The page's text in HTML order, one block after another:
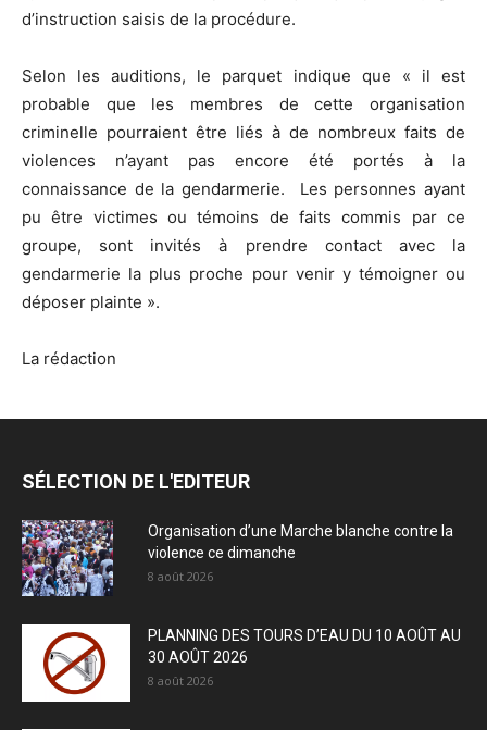
d’instruction saisis de la procédure.
Selon les auditions, le parquet indique que « il est
probable que les membres de cette organisation
criminelle pourraient être liés à de nombreux faits de
violences n’ayant pas encore été portés à la
connaissance de la gendarmerie. Les personnes ayant
pu être victimes ou témoins de faits commis par ce
groupe, sont invités à prendre contact avec la
gendarmerie la plus proche pour venir y témoigner ou
déposer plainte ».
La rédaction
SÉLECTION DE L'EDITEUR
Organisation d’une Marche blanche contre la
violence ce dimanche
8 août 2026
PLANNING DES TOURS D’EAU DU 10 AOÛT AU
30 AOÛT 2026
8 août 2026